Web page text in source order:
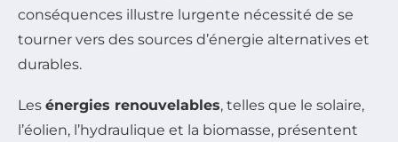
conséquences illustre lurgente nécessité de se
tourner vers des sources d’énergie alternatives et
durables.
Les énergies renouvelables, telles que le solaire,
l’éolien, l’hydraulique et la biomasse, présentent